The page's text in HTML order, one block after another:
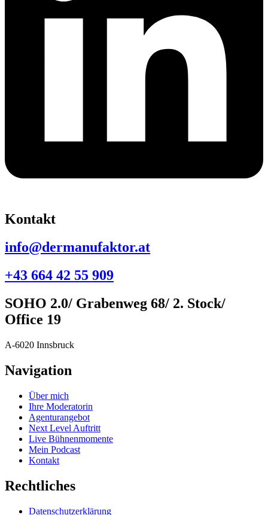
Kontakt
info@dermanufaktor.at
+43 664 42 55 909
SOHO 2.0/ Grabenweg 68/ 2. Stock/
Office 19
A-6020 Innsbruck
Navigation
Über mich
Ihre Moderatorin
Agenturangebot
Next Level Auftritt
Live Bühnenmomente
Mein Podcast
Kontakt
Rechtliches
Datenschutzerklärung